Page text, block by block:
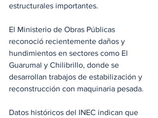
estructurales importantes.
El Ministerio de Obras Públicas
reconoció recientemente daños y
hundimientos en sectores como El
Guarumal y Chilibrillo, donde se
desarrollan trabajos de estabilización y
reconstrucción con maquinaria pesada.
Datos históricos del INEC indican que